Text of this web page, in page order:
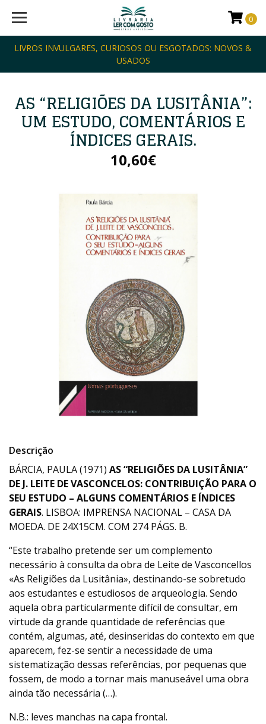
LIVROS INVULGARES, CURIOSOS OU ESGOTADOS: NOVOS &
USADOS
0
AS “RELIGIÕES DA LUSITÂNIA”:
UM ESTUDO, COMENTÁRIOS E
ÍNDICES GERAIS.
10,60€
Descrição
BÁRCIA, PAULA (1971) AS “RELIGIÕES DA LUSITÂNIA”
DE J. LEITE DE VASCONCELOS: CONTRIBUIÇÃO PARA O
SEU ESTUDO – ALGUNS COMENTÁRIOS E ÍNDICES
GERAIS. LISBOA: IMPRENSA NACIONAL – CASA DA
MOEDA. DE 24X15CM. COM 274 PÁGS. B.
“Este trabalho pretende ser um complemento
necessário à consulta da obra de Leite de Vasconcellos
«As Religiões da Lusitânia», destinando-se sobretudo
aos estudantes e estudiosos de arqueologia. Sendo
aquela obra particularmente difícil de consultar, em
virtude da grande quantidade de referências que
contém, algumas, até, desinseridas do contexto em que
aparecem, fez-se sentir a necessidade de uma
sistematização dessas referências, por pequenas que
fossem, de modo a tornar mais manuseável uma obra
ainda tão necessária (…).
N.B.: leves manchas na capa frontal.